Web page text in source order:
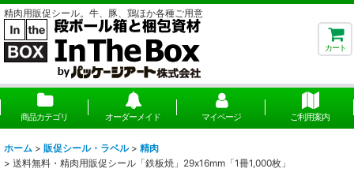
精肉用販促シール。牛、豚、鶏ほか各種ご用意
カート
商品カテゴリ オーダーメイド マイページ ご利用案内
ホーム > 販促シール・ラベル > 精肉
> 送料無料・精肉用販促シール「鉄板焼」29x16mm「1冊1,000枚」